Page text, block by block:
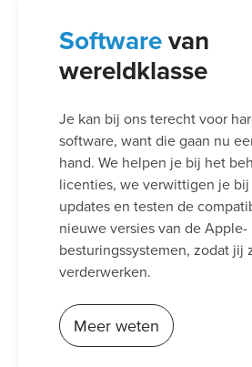
Softwarevan
wereldklasse
Je kan bij ons terecht voor
software, want die gaan nu
hand. We helpen je bij het
licenties, we verwittigen je
updates en testen de
nieuwe versies van de Apple-
besturingssystemen, zodat jij
verderwerken.
Meer weten